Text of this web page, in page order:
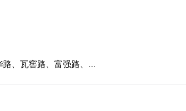
、瓦窖路、富强路、...